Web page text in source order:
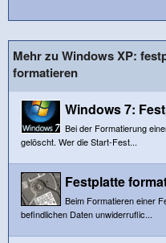
Mehr zu Windows XP:
formatieren
Windows 7:
Bei der Formatierung
gelöscht. Wer die Start-Fest...
Festplatte
Beim Formatieren einer
befindlichen Daten unwiderruflic...